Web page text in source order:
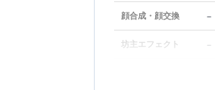
顔合成・顔交換 －
坊主エフェクト －